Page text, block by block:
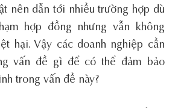
nên dẫn tới nhiều trường hợp dù
hợp đồng nhưng vẫn không
hại. Vậy các doanh nghiệp cần
vấn đề gì để có thể đảm bảo
trong vấn đề này?